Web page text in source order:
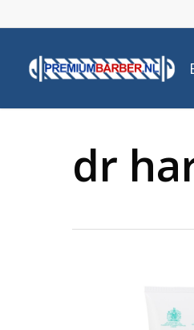
to
content
dr